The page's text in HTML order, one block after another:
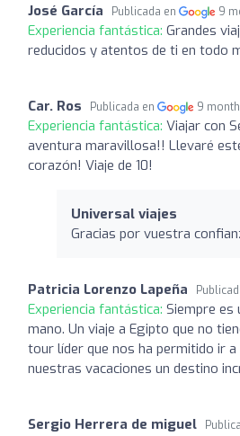
José García Publicada en 9
Experiencia fantástica: Grandes
reducidos y atentos de ti en todo
Car. Ros Publicada en 9
Experiencia fantástica: Viajar con
aventura maravillosa!! Llevaré
corazón! Viaje de 10!
Universal viajes
Gracias por vuestra
Patricia Lorenzo Lapeña
Experiencia fantástica: Siempre es
mano. Un viaje a Egipto que no
tour líder que nos ha permitido ir
nuestras vacaciones un destino
Sergio Herrera de miguel